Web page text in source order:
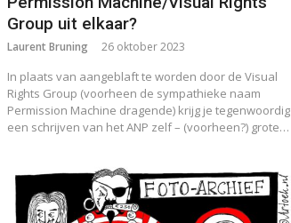
Group uit elkaar?
Laurent Bruning 26 oktober 2023
In plaats van aangeblaft te worden door de Visual
Rights Group (voorheen de sympathieke naam
Permission Machine dragende) krijg je tegenwoordig
een schrijven van het ANP zelf – (voorheen?) grote…